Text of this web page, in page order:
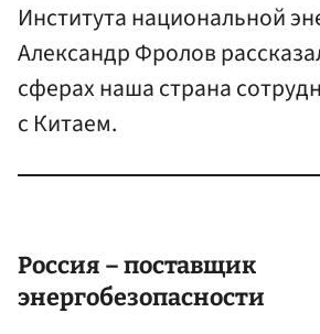
Института национальной
Александр Фролов
сферах наша страна
с Китаем.
Россия – поставщик
энергобезопасности